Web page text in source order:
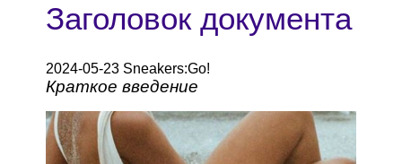
Заголовок документа
2024-05-23 Sneakers:Go!
Краткое введение